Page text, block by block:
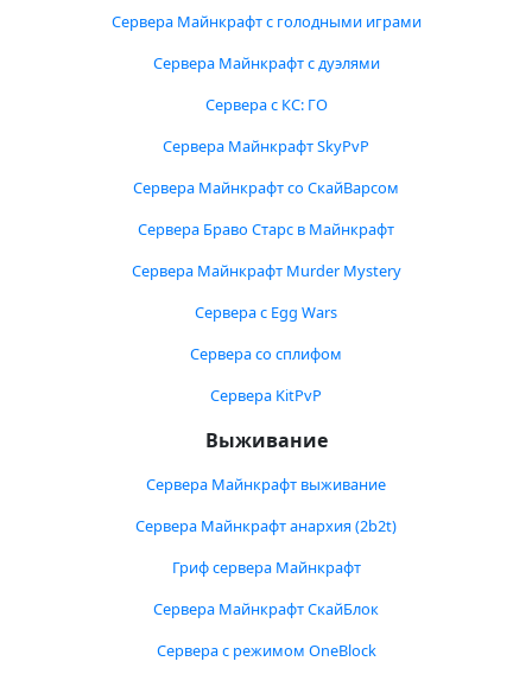
Сервера Майнкрафт с голодными играми
Сервера Майнкрафт с дуэлями
Сервера с КС: ГО
Сервера Майнкрафт SkyPvP
Сервера Майнкрафт со СкайВарсом
Сервера Браво Старс в Майнкрафт
Сервера Майнкрафт Murder Mystery
Сервера с Egg Wars
Сервера со сплифом
Сервера KitPvP
Выживание
Сервера Майнкрафт выживание
Сервера Майнкрафт анархия (2b2t)
Гриф сервера Майнкрафт
Сервера Майнкрафт СкайБлок
Сервера с режимом OneBlock